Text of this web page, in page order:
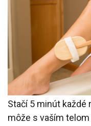
Stačí 5 minút každé
môže s vaším